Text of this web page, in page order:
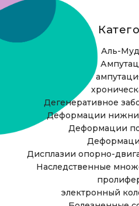
Аль-
Дегенеративное
Деформации
Деформации
Дисплазии опорно-
Наследственные
электронный